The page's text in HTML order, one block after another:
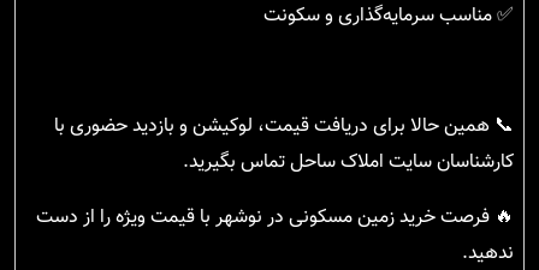
✅ مناسب سرمایه‌گذاری و سکونت
📞 همین حالا برای دریافت قیمت، لوکیشن و بازدید حضوری با
کارشناسان سایت املاک ساحل تماس بگیرید.
🔥 فرصت خرید زمین مسکونی در نوشهر با قیمت ویژه را از دست
ندهید.